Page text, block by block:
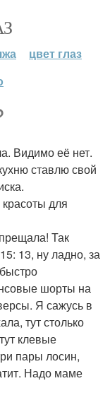
цвет глаз
Видимо её нет.
ставлю свой
для
Так
13, ну ладно, за
шорты на
Я сажусь в
тут столько
клевые
пары лосин,
Надо маме